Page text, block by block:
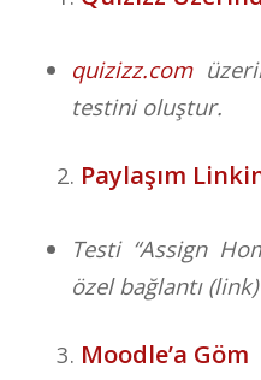
quizizz.com
testini oluştur.
Paylaşım
Testi “Assign
özel bağlantı
Moodle’a Göm